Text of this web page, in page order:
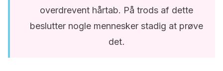
overdrevent hårtab. På trods af dette
beslutter nogle mennesker stadig at prøve
det.